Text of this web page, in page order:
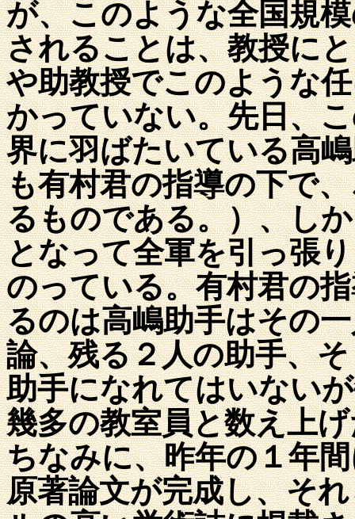
が、このような全国規
されることは、教授に
や助教授でこのような
かっていない。先日、
界に羽ばたいている高
も有村君の指導の下で
るものである。）、し
となって全軍を引っ張
のっている。有村君の
るのは高嶋助手はその
論、残る２人の助手、
助手になれてはいない
幾多の教室員と数え上
ちなみに、昨年の１年
原著論文が完成し、そ